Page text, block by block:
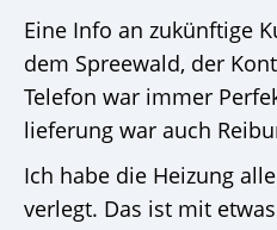
Eine Info an zukünftige
dem Spreewald, der
Telefon war immer
lieferung war auch
Ich habe die Heizung
verlegt. Das ist mit